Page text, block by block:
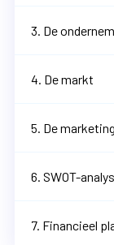
3. De
4. De markt
5. De
6. SWOT-
7. Financieel